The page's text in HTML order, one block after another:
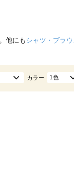
他にもシャツ・ブラウ
カラー 1色